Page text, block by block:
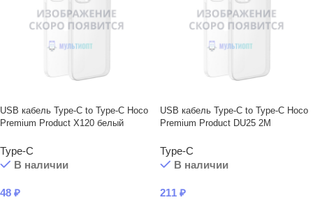
USB кабель Type-C to Type-C Hoco
Premium Product X120 белый
Type-C
В наличии
48 ₽
USB кабель Type-C to Type-C Hoco
Premium Product DU25 2М
Type-C
В наличии
211 ₽